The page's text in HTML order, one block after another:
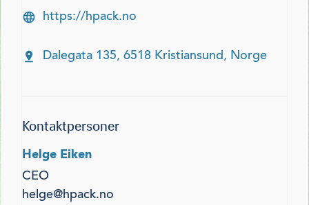
https://hpack.no
Dalegata 135, 6518 Kristiansund, Norge
Kontaktpersoner
Helge Eiken
CEO
helge@hpack.no